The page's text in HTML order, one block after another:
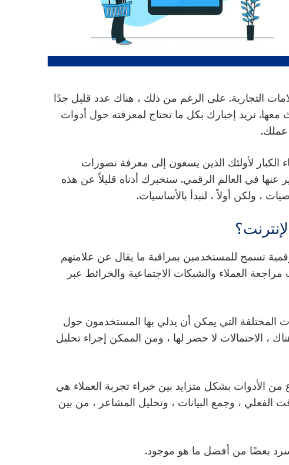
التجارية. على الرغم من ذلك ، هناك عدد قليل جدًا
نريد إخبارك بكل ما تحتاج لمعرفته حول أدوات
عملك.
الكبار لأولئك الذين يسعون إلى معرفة تصورات
عنها في العالم الرقمي. سنخبرك أدناه قليلاً عن هذه
، ولكن أولاً ، لنبدأ بالأساسيات.
تسمح للمستخدمين بمراقبة ما يقال عن علامتهم
العملاء والشبكات الاجتماعية والخرائط عبر
المختلفة التي يمكن أن يدلي بها المستخدمون حول
، الاحتمالات لا حصر لها ، ومن الممكن إجراء تحليل
من الأدوات بشكل متزايد بين خبراء تجربة العملاء هي
الفعلي ، وجمع البيانات ، وتحليل المشاعر ، من بين
بعضًا من أفضل ما هو موجود.